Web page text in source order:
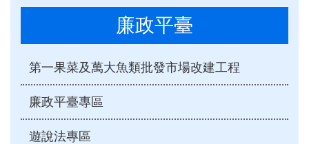
廉政平臺
第一果菜及萬大魚類批發市場改建工程
廉政平臺專區
遊說法專區